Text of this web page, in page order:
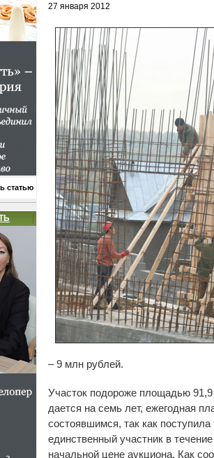
статью
27 января 2012
– 9 млн рублей.
Участок подороже площадью 91,9
дается на семь лет, ежегодная
состоявшимся, так как
единственный участник в
начальной цене аукциона. Как